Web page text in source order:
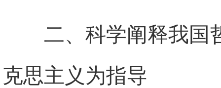
二、科学阐释我国
克思主义为指导